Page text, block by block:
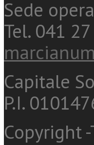
Sede
Tel. 041
Capitale
P.I.
Copyright